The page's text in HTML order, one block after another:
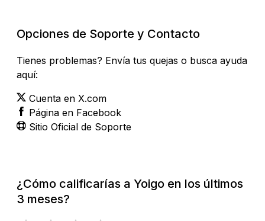
Opciones de Soporte y Contacto
Tienes problemas? Envía tus quejas o busca ayuda
aquí:
Cuenta en X.com
Página en Facebook
Sitio Oficial de Soporte
¿Cómo calificarías a Yoigo en los últimos
3 meses?